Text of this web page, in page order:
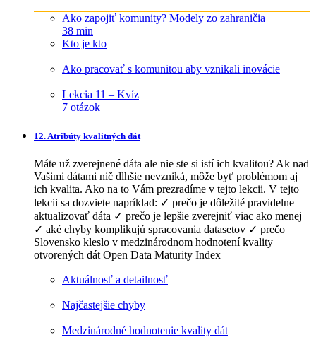
Ako zapojiť komunity? Modely zo zahraničia
38 min
Kto je kto
Ako pracovať s komunitou aby vznikali inovácie
Lekcia 11 – Kvíz
7 otázok
12. Atribúty kvalitných dát
Máte už zverejnené dáta ale nie ste si istí ich kvalitou? Ak nad
Vašimi dátami nič dlhšie nevzniká, môže byť problémom aj
ich kvalita. Ako na to Vám prezradíme v tejto lekcii. V tejto
lekcii sa dozviete napríklad: ✓ prečo je dôležité pravidelne
aktualizovať dáta ✓ prečo je lepšie zverejniť viac ako menej
✓ aké chyby komplikujú spracovania datasetov ✓ prečo
Slovensko kleslo v medzinárodnom hodnotení kvality
otvorených dát Open Data Maturity Index
Aktuálnosť a detailnosť
Najčastejšie chyby
Medzinárodné hodnotenie kvality dát